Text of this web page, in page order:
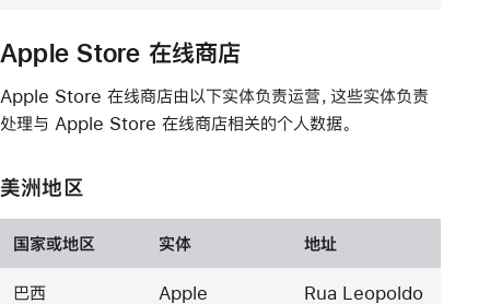
Apple Store 在线商店
Apple Store 在线商店由以下实体负责运营，这些实体负责
处理与 Apple Store 在线商店相关的个人数据。
美洲地区
国家或地区 实体 地址
巴西
Apple
Rua Leopoldo